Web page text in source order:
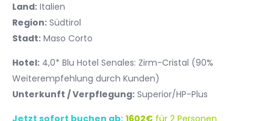
Land: Italien
Region: Südtirol
Stadt: Maso Corto
Hotel: 4,0* Blu Hotel Senales: Zirm-Cristal (90%
Weiterempfehlung durch Kunden)
Unterkunft / Verpflegung: Superior/HP-Plus
Jetzt sofort buchen ab: 1602€ für 2 Personen